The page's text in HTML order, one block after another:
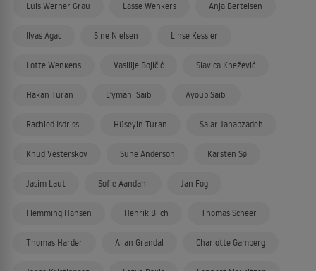
Luis Werner Grau Lasse Wenkers Anja Bertelsen
Ilyas Agac Sine Nielsen Linse Kessler
Lotte Wenkens Vasilije Bojičić Slavica Knežević
Hakan Turan L'ymani Saibi Ayoub Saibi
Rachied Isdrissi Hüseyin Turan Salar Janabzadeh
Knud Vesterskov Sune Anderson Karsten Sø
Jasim Laut Sofie Aandahl Jan Fog
Flemming Hansen Henrik Blich Thomas Scheer
Thomas Harder Allan Grandal Charlotte Gamberg